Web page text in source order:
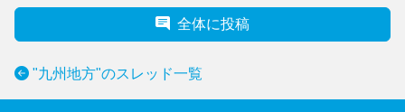
全体に投稿
"九州地方"のスレッド一覧